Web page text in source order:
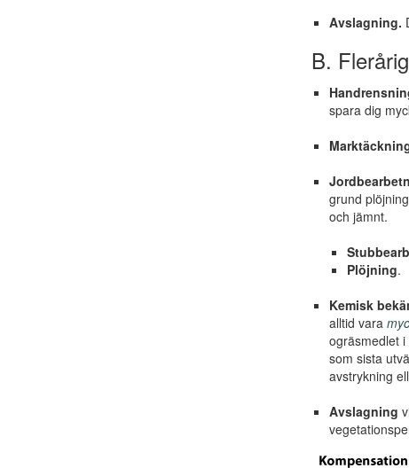
Avslagning.
B.
spara dig
grund
och jämnt.
Plöjning.
Kemisk
alltid vara
ogräsmedlet
som sista
avstrykning
Avslagning